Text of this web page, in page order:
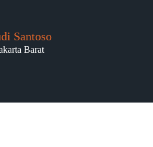
Santoso
Barat